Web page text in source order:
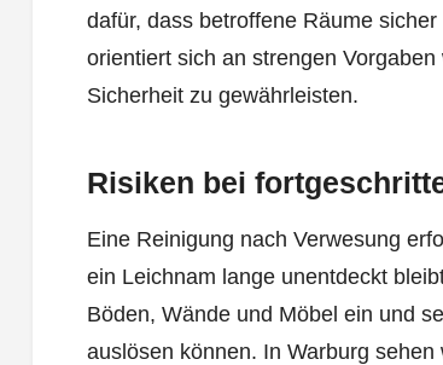
dafür, dass betroffene Räume
orientiert sich an strengen
Sicherheit zu gewährleisten.
Risiken bei
Eine Reinigung nach Verwesung
ein Leichnam lange unentdeckt
Böden, Wände und Möbel ein und
auslösen können. In Warburg